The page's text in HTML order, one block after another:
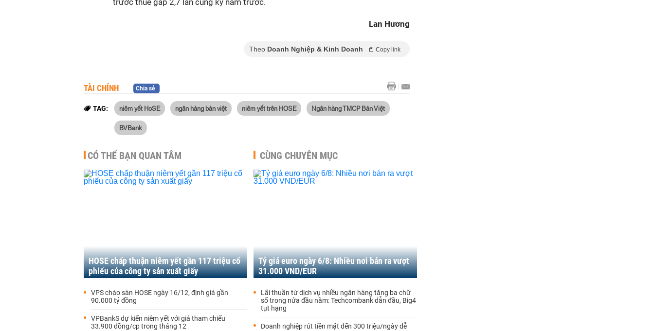
trước thuế gấp 2,7 lần cùng kỳ năm trước.
Lan Hương
Theo Doanh Nghiệp & Kinh Doanh Copy link
TÀI CHÍNH Chia sẻ
TAG: niêm yết HoSE ngân hàng bản việt niêm yết trên HOSE Ngân hàng TMCP Bản Việt
BVBank
CÓ THỂ BẠN QUAN TÂM
HOSE chấp thuận niêm yết gần 117 triệu cổ
phiếu của công ty sản xuất giấy
VPS chào sàn HOSE ngày 16/12, định giá gần
90.000 tỷ đồng
VPBankS dự kiến niêm yết với giá tham chiếu
33.900 đồng/cp trong tháng 12
CÙNG CHUYÊN MỤC
Tỷ giá euro ngày 6/8: Nhiều nơi bán ra vượt
31.000 VND/EUR
Lãi thuần từ dịch vụ nhiều ngân hàng tăng ba chữ
số trong nửa đầu năm: Techcombank dẫn đầu, Big4
tụt hạng
Doanh nghiệp rút tiền mặt đến 300 triệu/ngày dễ